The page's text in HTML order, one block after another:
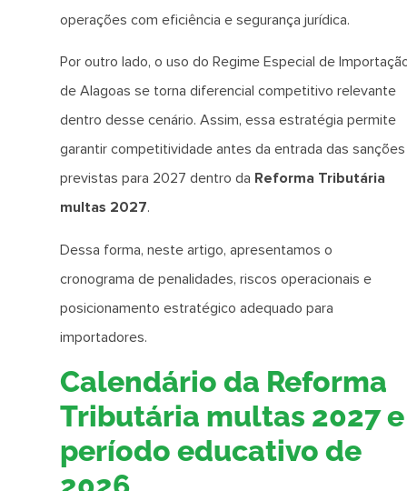
operações com eficiência e segurança jurídica.
Por outro lado, o uso do Regime Especial de
de Alagoas se torna diferencial competitivo relevante
dentro desse cenário. Assim, essa estratégia permite
garantir competitividade antes da entrada das sanções
previstas para 2027 dentro da Reforma Tributária
multas 2027.
Dessa forma, neste artigo, apresentamos o
cronograma de penalidades, riscos operacionais e
posicionamento estratégico adequado para
importadores.
Calendário da Reforma
Tributária multas 2027 e
período educativo de